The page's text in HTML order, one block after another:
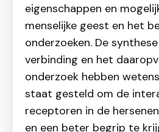
eigenschappen en
menselijke geest en het
onderzoeken. De
verbinding en het
onderzoek hebben
staat gesteld om de
receptoren in de
en een beter begrip te